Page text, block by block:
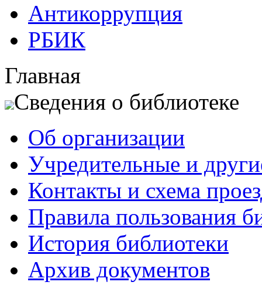
Антикоррупция
РБИК
Главная
Сведения о библиотеке
Об организации
Учредительные и
Контакты и схема
Правила пользования
История библиотеки
Архив документов